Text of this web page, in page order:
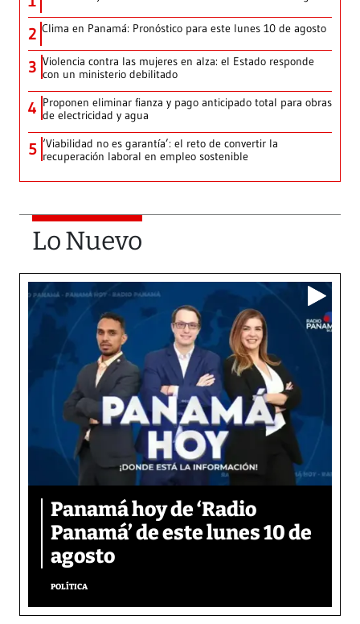
2 Clima en Panamá: Pronóstico para este lunes 10 de agosto
3 Violencia contra las mujeres en alza: el Estado responde
con un ministerio debilitado
4 Proponen eliminar fianza y pago anticipado total para obras
de electricidad y agua
5 ‘Viabilidad no es garantía’: el reto de convertir la
recuperación laboral en empleo sostenible
Lo Nuevo
Panamá hoy de ‘Radio
Panamá’ de este lunes 10 de
agosto
POLÍTICA